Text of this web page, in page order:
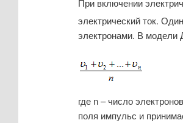
При включении
электрический ток.
электронами. В модели
где n – число
поля импульс и